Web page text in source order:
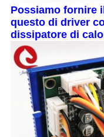
Possiamo fornire
questo di driver
dissipatore di